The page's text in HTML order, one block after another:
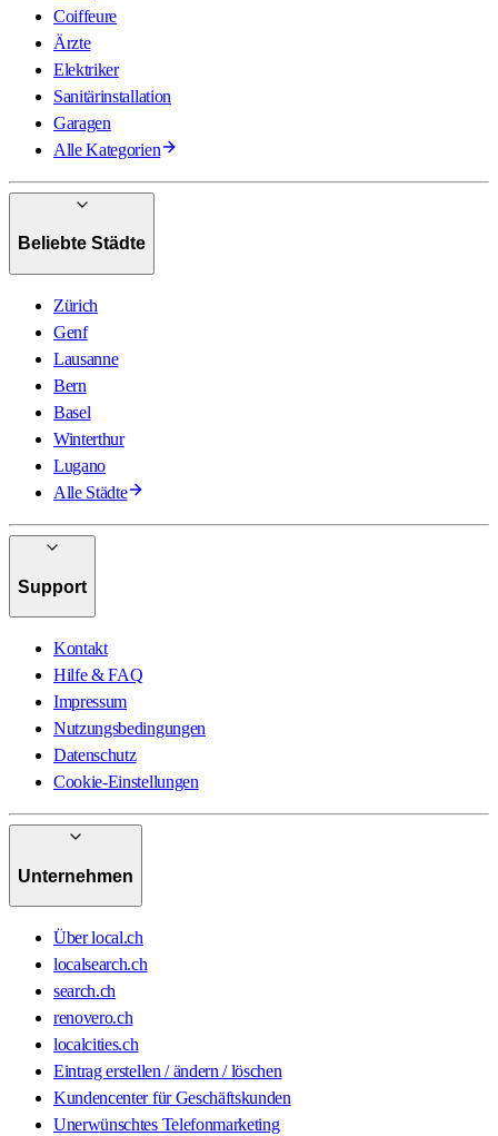
Coiffeure
Ärzte
Elektriker
Sanitärinstallation
Garagen
Alle Kategorien
Beliebte Städte
Zürich
Genf
Lausanne
Bern
Basel
Winterthur
Lugano
Alle Städte
Support
Kontakt
Hilfe & FAQ
Impressum
Nutzungsbedingungen
Datenschutz
Cookie-Einstellungen
Unternehmen
Über local.ch
localsearch.ch
search.ch
renovero.ch
localcities.ch
Eintrag erstellen / ändern / löschen
Kundencenter für Geschäftskunden
Unerwünschtes Telefonmarketing